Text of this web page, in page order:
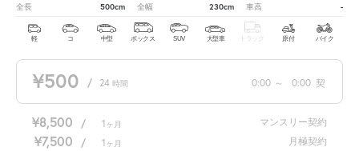
全長 500cm 全幅 230cm 車高 -
軽 コ 中型 ボックス SUV 大型車 トラック 原付 バイク
¥500 / 24 時間 0:00 ～ 0:00 契
¥8,500 / 1 ヶ月 マンスリー契約
¥7,500 / 1 ヶ月 月極契約